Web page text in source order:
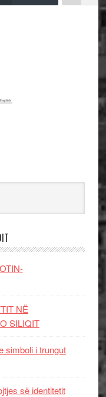
NË
SILIQIT
simboli i trungut
së identitetit